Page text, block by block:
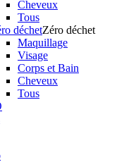
Cheveux
Tous
déchetZéro déchet
Maquillage
Visage
Corps et Bain
Cheveux
Tous